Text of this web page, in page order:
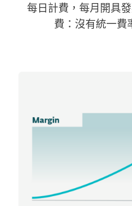
每日計費，每月開具
費：沒有統一費